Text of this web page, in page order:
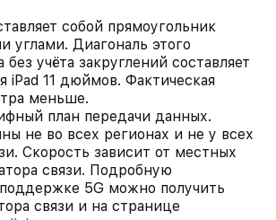
собой прямоугольник
углами. Диагональ этого
без учёта закруглений составляет
iPad 11 дюймов. Фактическая
меньше.
план передачи данных.
не во всех регионах и не у всех
Скорость зависит от местных
связи. Подробную
5G можно получить
связи и на странице